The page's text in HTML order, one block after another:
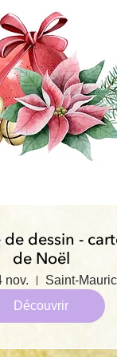
de dessin -
de Noël
nov.
Saint-
Découvrir